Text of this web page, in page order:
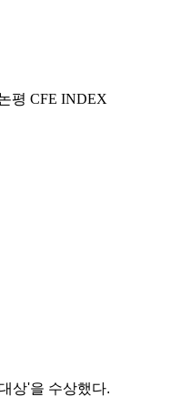
평 CFE INDEX
상'을 수상했다.